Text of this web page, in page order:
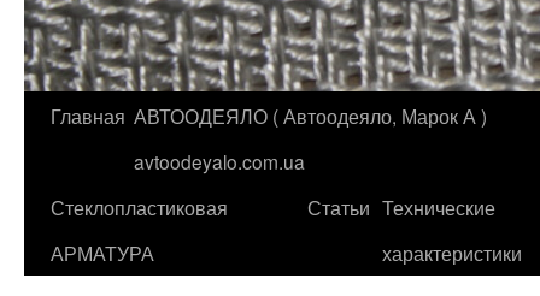
Перейти
содержимому
Главная АВТООДЕЯЛО ( Автоодеяло, Марок А )
avtoodeyalo.com.ua
Стеклопластиковая
АРМАТУРА
Статьи Технические
характеристики